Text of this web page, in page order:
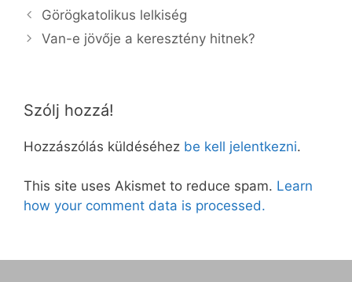
Görögkatolikus lelkiség
Van-e jövője a keresztény hitnek?
Szólj hozzá!
Hozzászólás küldéséhez be kell jelentkezni.
This site uses Akismet to reduce spam. Learn
how your comment data is processed.